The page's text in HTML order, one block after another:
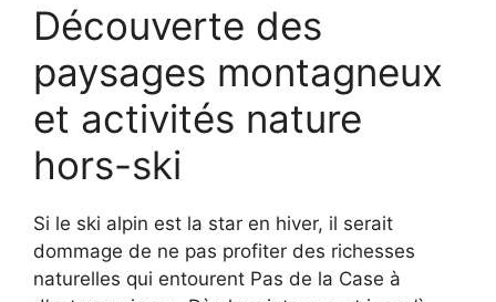
Découverte des
paysages montagneux
et activités nature
hors-ski
Si le ski alpin est la star en hiver, il serait
dommage de ne pas profiter des richesses
naturelles qui entourent Pas de la Case à